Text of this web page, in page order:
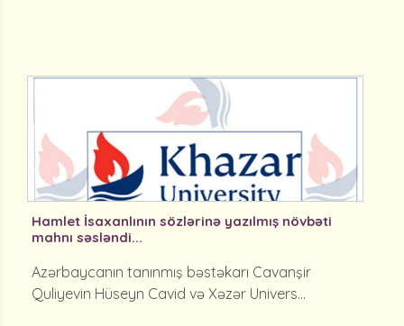
Hamlet İsaxanlının sözlərinə yazılmış növbəti
mahnı səsləndi...
Azərbaycanın tanınmış bəstəkarı Cavanşir
Quliyevin Hüseyn Cavid və Xəzər Univers...